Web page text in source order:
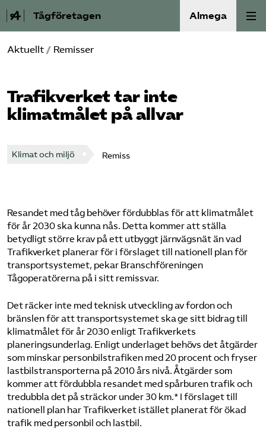
Tågföretagen Almega
Aktuellt
Reformagenda för järnvägen
Våra frågor
Aktiviteter
Kontakt
Mina sidor (almega.se)
Logga in på Arbetsgivarguiden
Sök på tagforetagen.se
Aktuellt / Remisser
Trafikverket tar inte
klimatmålet på allvar
Klimat och miljö Remiss
Resandet med tåg behöver fördubblas för att klimatmålet
för år 2030 ska kunna nås. Detta kommer att ställa
betydligt större krav på ett utbyggt järnvägsnät än vad
Trafikverket planerar för i förslaget till nationell plan för
transportsystemet, pekar Branschföreningen
Tågoperatörerna på i sitt remissvar.
Det räcker inte med teknisk utveckling av fordon och
bränslen för att transportsystemet ska ge sitt bidrag till
klimatmålet för år 2030 enligt Trafikverkets
planeringsunderlag. Enligt underlaget behövs det åtgärder
som minskar personbilstrafiken med 20 procent och fryser
lastbilstransporterna på 2010 års nivå. Åtgärder som
kommer att fördubbla resandet med spårburen trafik och
tredubbla det på sträckor under 30 km.* I förslaget till
nationell plan har Trafikverket istället planerat för ökad
trafik med personbil och lastbil.